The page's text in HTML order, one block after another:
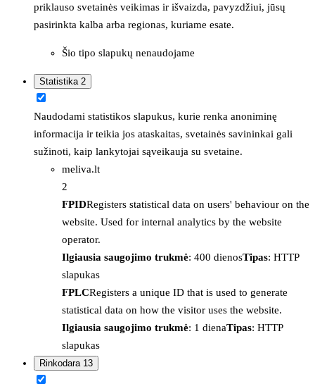
priklauso svetainės veikimas ir išvaizda, pavyzdžiui, jūsų
pasirinkta kalba arba regionas, kuriame esate.
Šio tipo slapukų nenaudojame
Statistika 2
Naudodami statistikos slapukus, kurie renka anoniminę
informacija ir teikia jos ataskaitas, svetainės savininkai gali
sužinoti, kaip lankytojai sąveikauja su svetaine.
meliva.lt
2
FPIDRegisters statistical data on users' behaviour on the
website. Used for internal analytics by the website
operator.
Ilgiausia saugojimo trukmė: 400 dienosTipas: HTTP
slapukas
FPLCRegisters a unique ID that is used to generate
statistical data on how the visitor uses the website.
Ilgiausia saugojimo trukmė: 1 dienaTipas: HTTP
slapukas
Rinkodara 13